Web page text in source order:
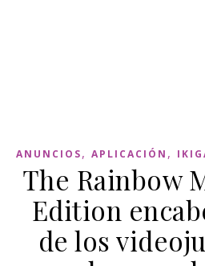
ANUNCIOS, APLICACIÓN ,
The Rainbow
Edition
de los